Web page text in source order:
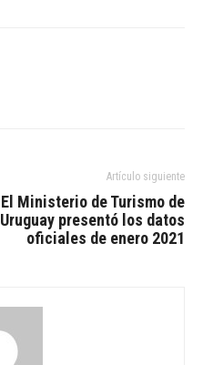
Artículo siguiente
El Ministerio de Turismo de
Uruguay presentó los datos
oficiales de enero 2021